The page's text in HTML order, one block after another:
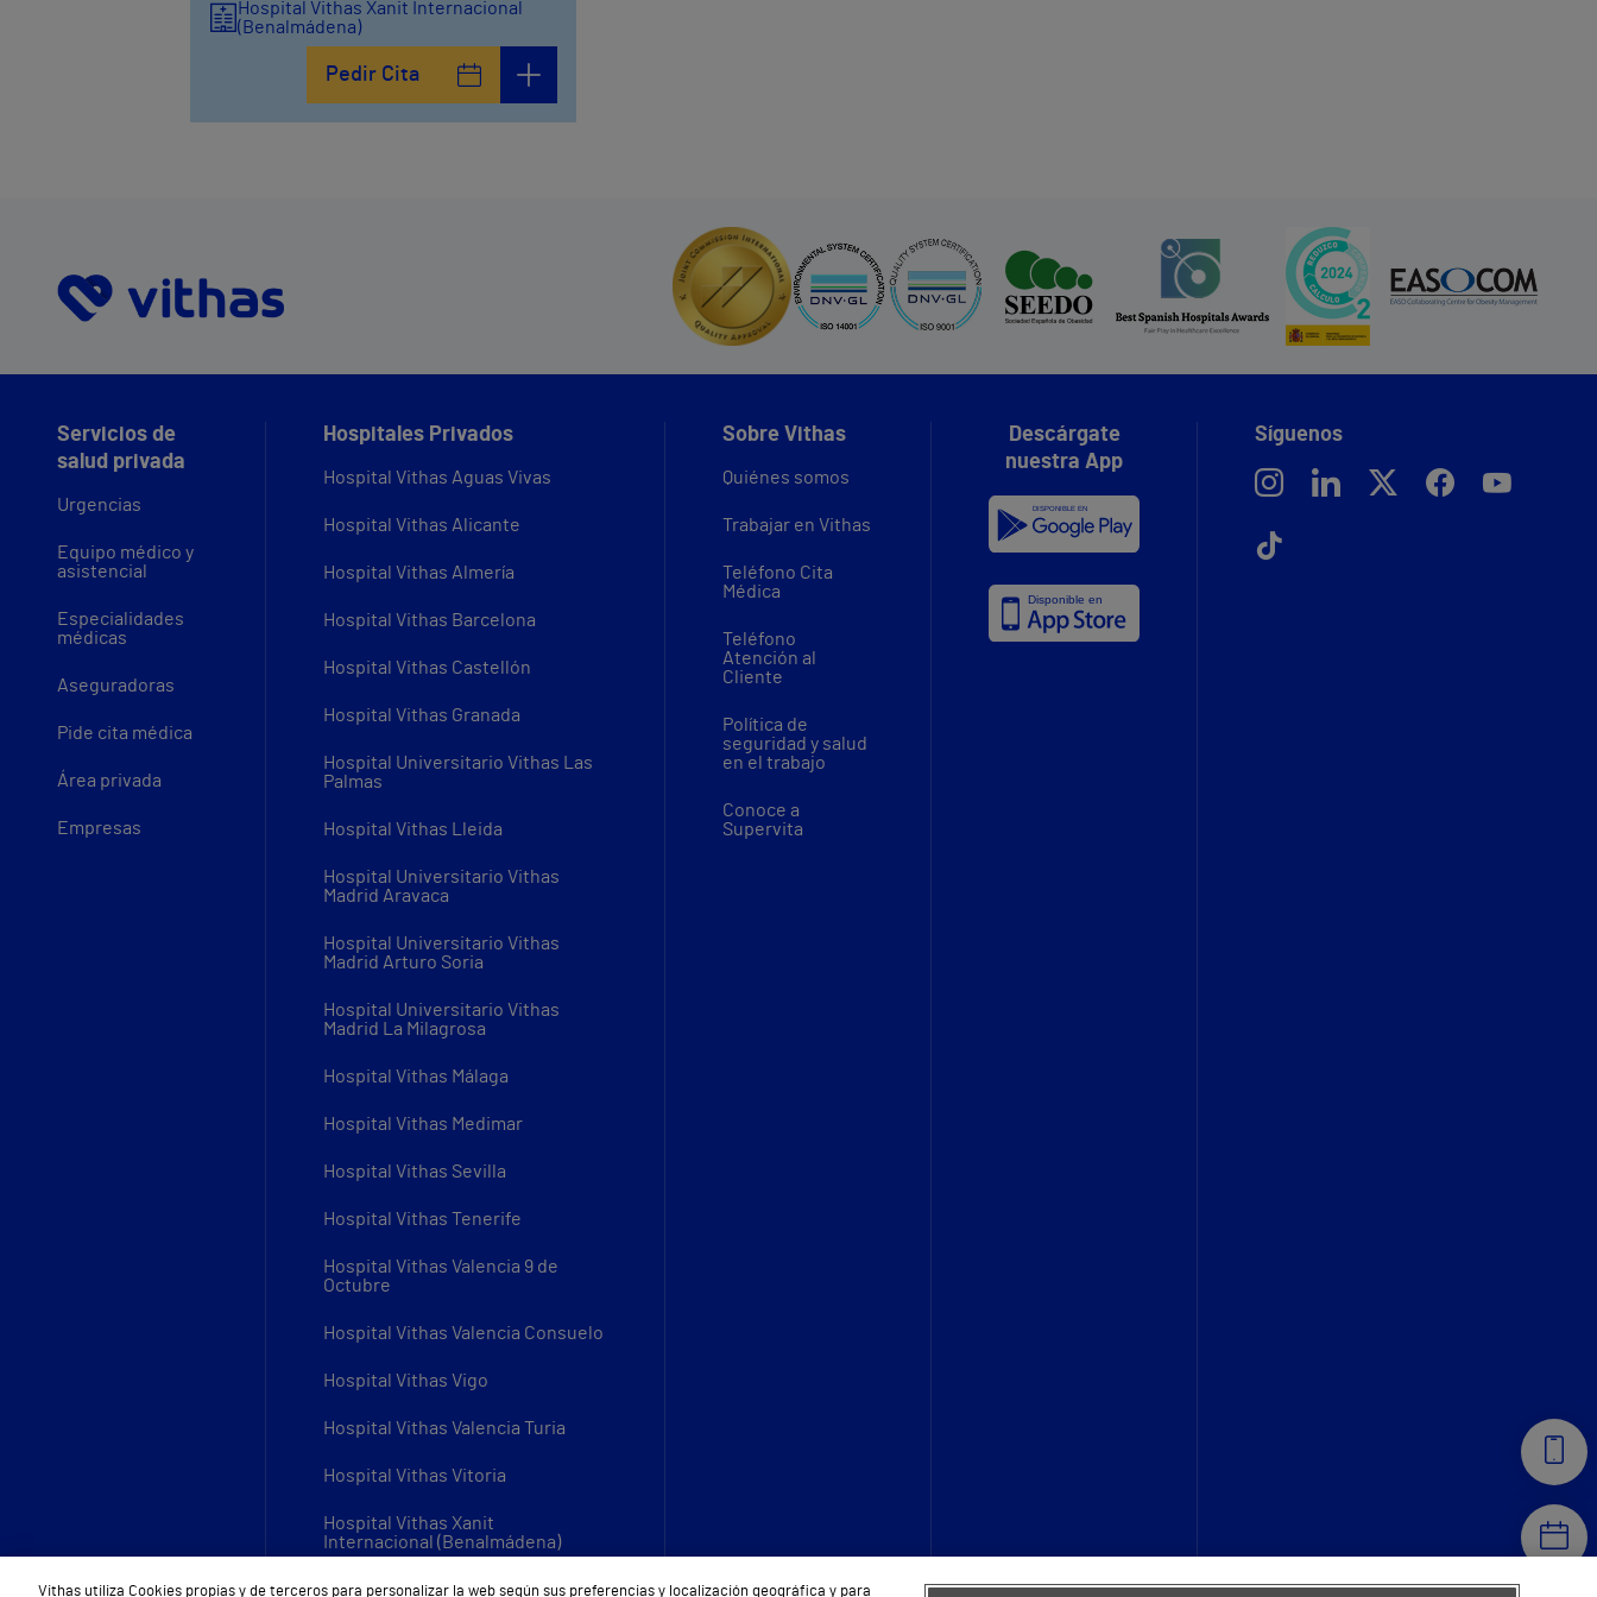
Hospital Vithas Xanit Internacional
(Benalmádena)
Pedir Cita
Servicios de
salud privada
Urgencias
Equipo médico y
asistencial
Especialidades
médicas
Aseguradoras
Pide cita médica
Área privada
Empresas
Hospitales Privados
Hospital Vithas Aguas Vivas
Hospital Vithas Alicante
Hospital Vithas Almería
Hospital Vithas Barcelona
Hospital Vithas Castellón
Hospital Vithas Granada
Hospital Universitario Vithas Las
Palmas
Hospital Vithas Lleida
Hospital Universitario Vithas
Madrid Aravaca
Hospital Universitario Vithas
Madrid Arturo Soria
Hospital Universitario Vithas
Madrid La Milagrosa
Hospital Vithas Málaga
Hospital Vithas Medimar
Hospital Vithas Sevilla
Hospital Vithas Tenerife
Hospital Vithas Valencia 9 de
Octubre
Hospital Vithas Valencia Consuelo
Hospital Vithas Vigo
Hospital Vithas Valencia Turia
Hospital Vithas Vitoria
Hospital Vithas Xanit
Internacional (Benalmádena)
Todos los centros Vithas
Sobre Vithas
Quiénes somos
Trabajar en Vithas
Teléfono Cita
Médica
Teléfono
Atención al
Cliente
Política de
seguridad y salud
en el trabajo
Conoce a
Supervita
Descárgate
nuestra App
Síguenos
Vithas utiliza Cookies propias y de terceros para personalizar la web según sus preferencias y localización geográfica y para